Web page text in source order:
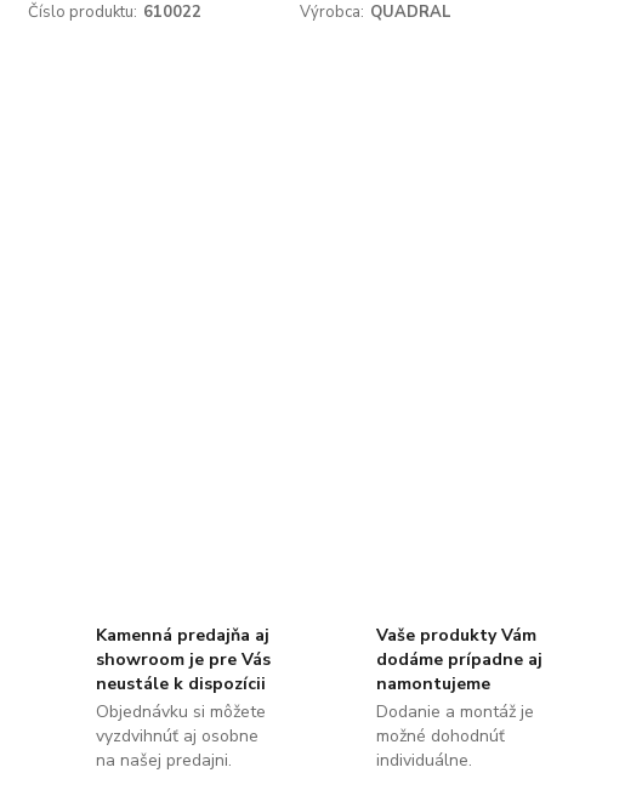
Číslo produktu: 610022 Výrobca: QUADRAL
Kamenná predajňa aj
showroom je pre Vás
neustále k dispozícii
Objednávku si môžete
vyzdvihnúť aj osobne
na našej predajni.
Vaše produkty Vám
dodáme prípadne aj
namontujeme
Dodanie a montáž je
možné dohodnúť
individuálne.